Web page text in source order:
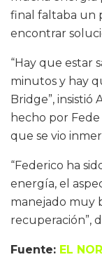
final faltaba un
encontrar
“Hay que estar
minutos y hay
Bridge”,
hecho por
que se vio
“Federico ha
energía, el
manejado muy
recuperación”,
Fuente: EL